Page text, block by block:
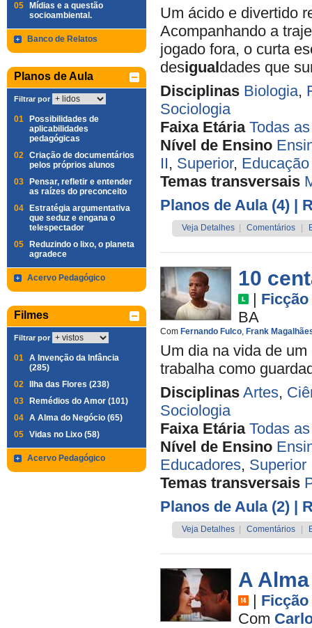
05
Mídias e a questão
socioambiental.
Banco de Relatos
Planos de Aula
Filtrar por
01
Possibilidades de
aplicabilidades
pedagógicas
02 Criação de documentários
pelos próprios alunos
03
Pensar, refletir e entender
as raízes do preconceito
04
Estratégia argumentativa
que seduz e engana o
telespectador
05
Reduzindo o lixo, o planeta
agradece
Acervo Pedagógico
Filmes
Filtrar por
01 A Invenção da Infância
(285)
02
Ilha das Flores (238)
03
Remédios do Amor (101)
04 A Alma do Negócio (65)
05 Vidas no Lixo (58)
Acervo Pedagógico
Um ácido e divertido
Acompanhando a
jogado fora, o curta
desigualdades que
Disciplinas Biologia,
Sociologia
Faixa Etária Todas
Nível de Ensino
II, Superior,
Temas transversais
Planos de Aula (4) |
Veja Detalhes Comentários
10
| Ficção
BA
Com Fernando Fulco, Frank
Um dia na vida de
trabalha como
Disciplinas Artes,
Sociologia
Faixa Etária Todas
Nível de Ensino
Educadores, Superior
Temas transversais
Planos de Aula (2) |
Veja Detalhes Comentários
A
| Ficção
Com